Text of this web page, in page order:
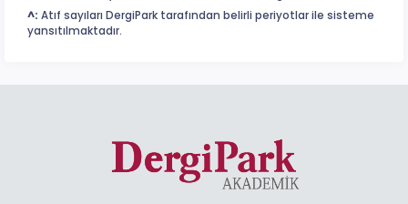
^: Atıf sayıları DergiPark tarafından belirli periyotlar ile sisteme
yansıtılmaktadır.